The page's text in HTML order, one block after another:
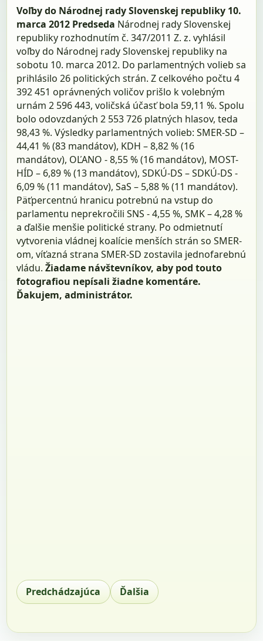
Voľby do Národnej rady Slovenskej republiky 10.
marca 2012 Predseda Národnej rady Slovenskej
republiky rozhodnutím č. 347/2011 Z. z. vyhlásil
voľby do Národnej rady Slovenskej republiky na
sobotu 10. marca 2012. Do parlamentných volieb sa
prihlásilo 26 politických strán. Z celkového počtu 4
392 451 oprávnených voličov prišlo k volebným
urnám 2 596 443, voličská účasť bola 59,11 %. Spolu
bolo odovzdaných 2 553 726 platných hlasov, teda
98,43 %. Výsledky parlamentných volieb: SMER-SD –
44,41 % (83 mandátov), KDH – 8,82 % (16
mandátov), OĽANO - 8,55 % (16 mandátov), MOST-
HÍD – 6,89 % (13 mandátov), SDKÚ-DS – SDKÚ-DS -
6,09 % (11 mandátov), SaS – 5,88 % (11 mandátov).
Päťpercentnú hranicu potrebnú na vstup do
parlamentu neprekročili SNS - 4,55 %, SMK – 4,28 %
a ďalšie menšie politické strany. Po odmietnutí
vytvorenia vládnej koalície menších strán so SMER-
om, víťazná strana SMER-SD zostavila jednofarebnú
vládu.Žiadame návštevníkov, aby pod touto
fotografiou nepísali žiadne komentáre.
Ďakujem, administrátor.
Predchádzajúca Ďalšia